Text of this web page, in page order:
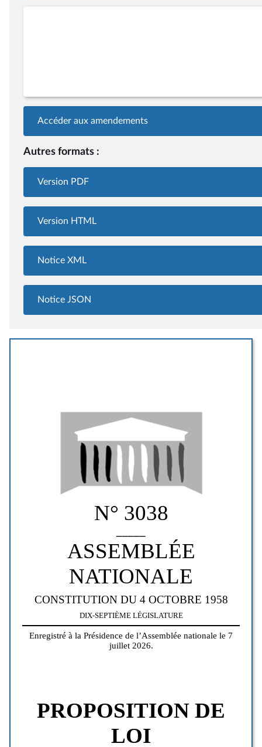
Accéder aux amendements
Autres formats :
Version PDF
Version HTML
Notice XML
Notice JSON